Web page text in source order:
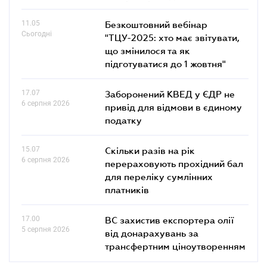
11.05
Сьогодні
Безкоштовний вебінар
"ТЦУ-2025: хто має звітувати,
що змінилося та як
підготуватися до 1 жовтня"
17.07
6 серпня 2026
Заборонений КВЕД у ЄДР не
привід для відмови в єдиному
податку
15.07
6 серпня 2026
Скільки разів на рік
перераховують прохідний бал
для переліку сумлінних
платників
17.00
5 серпня 2026
ВС захистив експортера олії
від донарахувань за
трансфертним ціноутворенням